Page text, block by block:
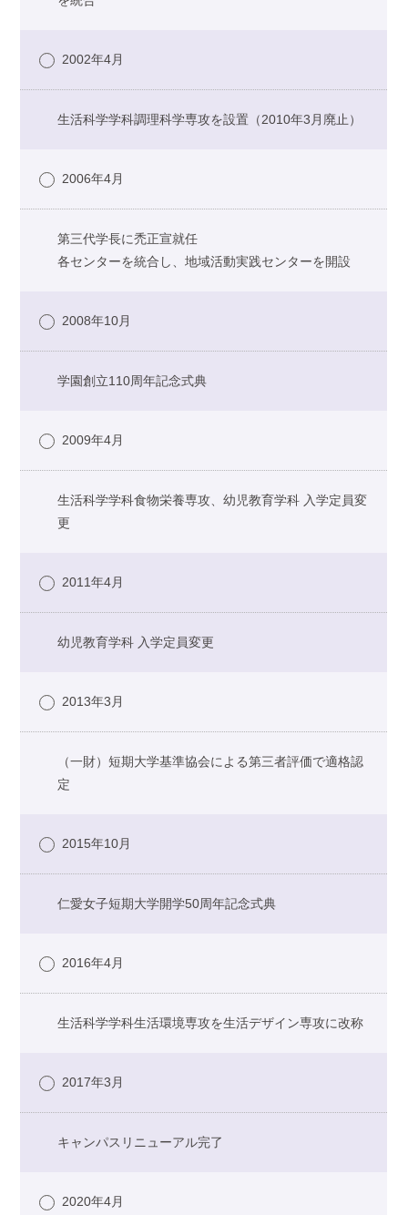
2002年4月
生活科学学科調理科学専攻を設置（2010年3月廃止）
2006年4月
第三代学長に禿正宣就任
各センターを統合し、地域活動実践センターを開設
2008年10月
学園創立110周年記念式典
2009年4月
生活科学学科食物栄養専攻、幼児教育学科 入学定員変
更
2011年4月
幼児教育学科 入学定員変更
2013年3月
（一財）短期大学基準協会による第三者評価で適格認
定
2015年10月
仁愛女子短期大学開学50周年記念式典
2016年4月
生活科学学科生活環境専攻を生活デザイン専攻に改称
2017年3月
キャンパスリニューアル完了
2020年4月